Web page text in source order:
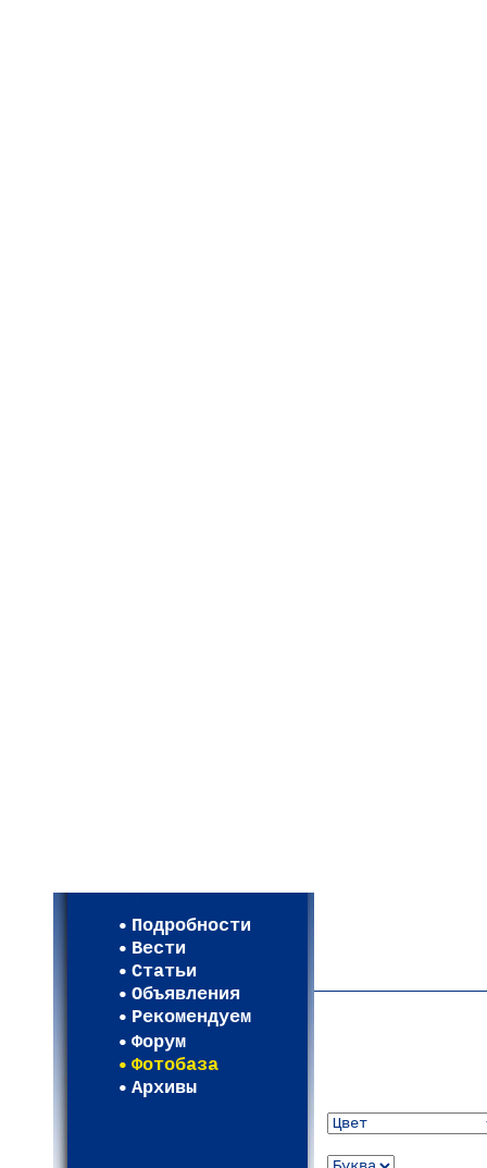
Подробности
Вести
Статьи
Объявления
Рекомендуем
Форум
Фотобаза
Архивы